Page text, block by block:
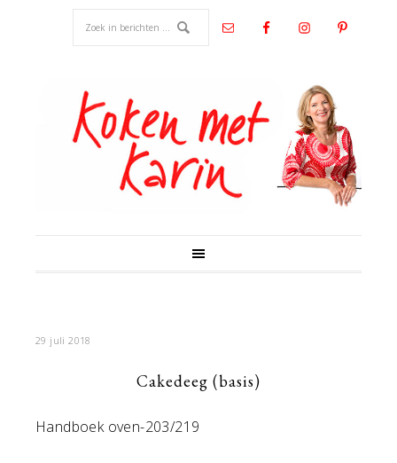
29 juli 2018
Cakedeeg (basis)
Handboek oven-203/219